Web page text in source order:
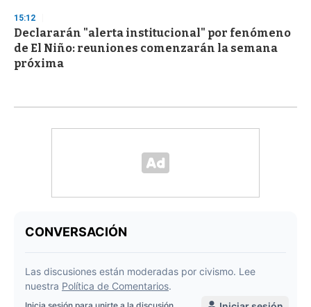
15:12
Declararán "alerta institucional" por fenómeno
de El Niño: reuniones comenzarán la semana
próxima